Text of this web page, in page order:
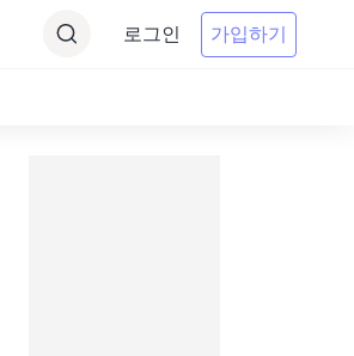
로그인 가입하기